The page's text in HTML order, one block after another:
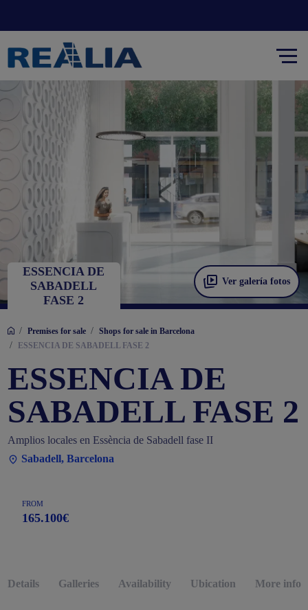
Ver galería fotos
ESSENCIA DE
SABADELL
FASE 2
/ Premises for sale / Shops for sale in Barcelona
/ ESSENCIA DE SABADELL FASE 2
ESSENCIA DE
SABADELL FASE 2
Amplios locales en Essència de Sabadell fase II
Sabadell, Barcelona
FROM
165.100€
Details Galleries Availability Ubication More